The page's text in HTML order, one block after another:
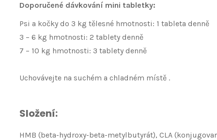
Doporučené dávkování mini tabletky:
Psi a kočky do 3 kg tělesné hmotnosti: 1 tableta denně
3 – 6 kg hmotnosti: 2 tablety denně
7 – 10 kg hmotnosti: 3 tablety denně
Uchovávejte na suchém a chladném místě .
Složení:
HMB (beta-hydroxy-beta-metylbutyrát), CLA